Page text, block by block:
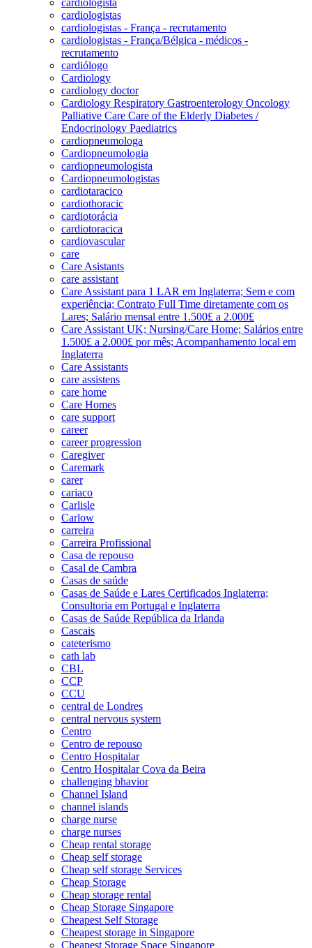
cardiologistas
cardiologistas - França - recrutamento
cardiologistas - França/Bélgica - médicos -
recrutamento
cardiólogo
Cardiology
cardiology doctor
Cardiology Respiratory Gastroenterology Oncology
Palliative Care Care of the Elderly Diabetes /
Endocrinology Paediatrics
cardiopneumologa
Cardiopneumologia
cardiopneumologista
Cardiopneumologistas
cardiotaracico
cardiothoracic
cardiotorácia
cardiotoracica
cardiovascular
care
Care Asistants
care assistant
Care Assistant para 1 LAR em Inglaterra; Sem e com
experiência; Contrato Full Time diretamente com os
Lares; Salário mensal entre 1.500£ a 2.000£
Care Assistant UK; Nursing/Care Home; Salários entre
1.500£ a 2.000£ por mês; Acompanhamento local em
Inglaterra
Care Assistants
care assistens
care home
Care Homes
care support
career
career progression
Caregiver
Caremark
carer
cariaco
Carlisle
Carlow
carreira
Carreira Profissional
Casa de repouso
Casal de Cambra
Casas de saúde
Casas de Saúde e Lares Certificados Inglaterra;
Consultoria em Portugal e Inglaterra
Casas de Saúde República da Irlanda
Cascais
cateterismo
cath lab
CBL
CCP
CCU
central de Londres
central nervous system
Centro
Centro de repouso
Centro Hospitalar
Centro Hospitalar Cova da Beira
challenging bhavior
Channel Island
channel islands
charge nurse
charge nurses
Cheap rental storage
Cheap self storage
Cheap self storage Services
Cheap Storage
Cheap storage rental
Cheap Storage Singapore
Cheapest Self Storage
Cheapest storage in Singapore
Cheapest Storage Space Singapore